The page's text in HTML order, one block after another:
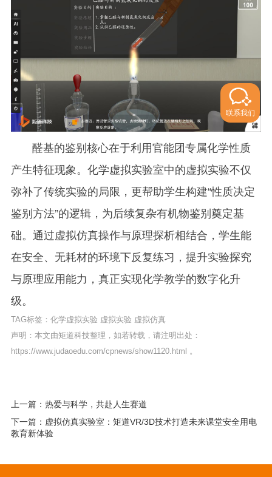
醛基的鉴别核心在于利用官能团专属化学性质
产生特征现象。化学虚拟实验室中的虚拟实验不仅
弥补了传统实验的局限，更帮助学生构建“性质决定
鉴别方法”的逻辑，为后续复杂有机物鉴别奠定基
础。通过虚拟仿真操作与原理探析相结合，学生能
在安全、无耗材的环境下反复练习，提升实验探究
与原理应用能力，真正实现化学教学的数字化升
级。
TAG标签： 化学虚拟实验 虚拟实验 虚拟仿真
声明：本文由矩道科技整理，如若转载，请注明出处：
https://www.judaoedu.com/cpnews/show1120.html 。
上一篇：热爱与科学，共赴人生赛道
下一篇：虚拟仿真实验室：矩道VR/3D技术打造未来课堂安全用电
教育新体验
联系我们